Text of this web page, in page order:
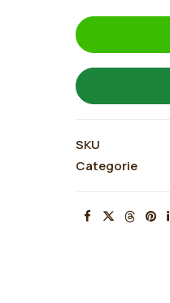
SKU
Categorie